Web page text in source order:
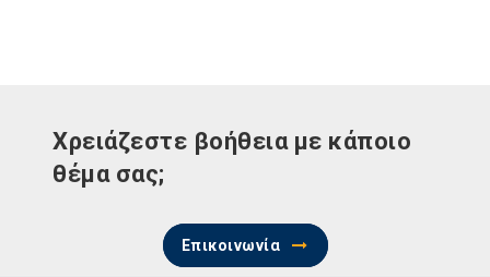
Χρειάζεστε βοήθεια με κάποιο
θέμα σας;
Επικοινωνία